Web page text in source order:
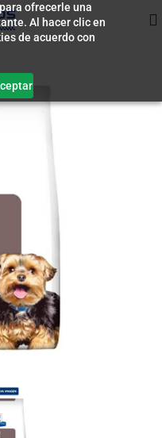
ofrecerle una
Al hacer clic en
de acuerdo con